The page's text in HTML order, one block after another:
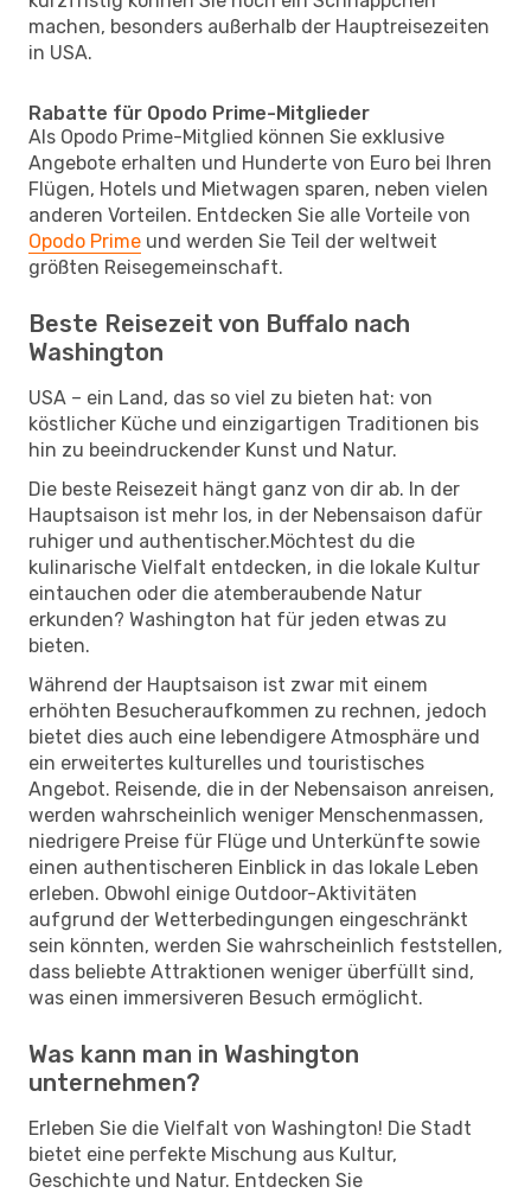
machen, besonders außerhalb der Hauptreisezeiten
in USA.
Rabatte für Opodo Prime-Mitglieder
Als Opodo Prime-Mitglied können Sie exklusive
Angebote erhalten und Hunderte von Euro bei Ihren
Flügen, Hotels und Mietwagen sparen, neben vielen
anderen Vorteilen. Entdecken Sie alle Vorteile von
Opodo Prime und werden Sie Teil der weltweit
größten Reisegemeinschaft.
Beste Reisezeit von Buffalo nach
Washington
USA – ein Land, das so viel zu bieten hat: von
köstlicher Küche und einzigartigen Traditionen bis
hin zu beeindruckender Kunst und Natur.
Die beste Reisezeit hängt ganz von dir ab. In der
Hauptsaison ist mehr los, in der Nebensaison dafür
ruhiger und authentischer.Möchtest du die
kulinarische Vielfalt entdecken, in die lokale Kultur
eintauchen oder die atemberaubende Natur
erkunden? Washington hat für jeden etwas zu
bieten.
Während der Hauptsaison ist zwar mit einem
erhöhten Besucheraufkommen zu rechnen, jedoch
bietet dies auch eine lebendigere Atmosphäre und
ein erweitertes kulturelles und touristisches
Angebot. Reisende, die in der Nebensaison anreisen,
werden wahrscheinlich weniger Menschenmassen,
niedrigere Preise für Flüge und Unterkünfte sowie
einen authentischeren Einblick in das lokale Leben
erleben. Obwohl einige Outdoor-Aktivitäten
aufgrund der Wetterbedingungen eingeschränkt
sein könnten, werden Sie wahrscheinlich feststellen,
dass beliebte Attraktionen weniger überfüllt sind,
was einen immersiveren Besuch ermöglicht.
Was kann man in Washington
unternehmen?
Erleben Sie die Vielfalt von Washington! Die Stadt
bietet eine perfekte Mischung aus Kultur,
Geschichte und Natur. Entdecken Sie